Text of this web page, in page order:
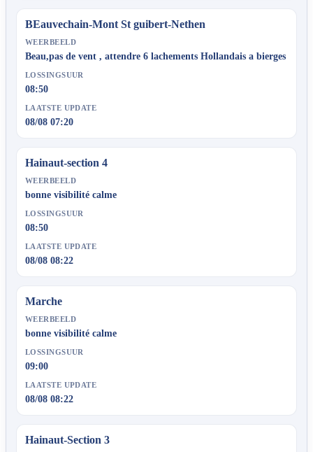
BEauvechain-Mont St guibert-Nethen
WEERBEELD
Beau,pas de vent , attendre 6 lachements Hollandais a bierges
LOSSINGSUUR
08:50
LAATSTE UPDATE
08/08 07:20
Hainaut-section 4
WEERBEELD
bonne visibilité calme
LOSSINGSUUR
08:50
LAATSTE UPDATE
08/08 08:22
Marche
WEERBEELD
bonne visibilité calme
LOSSINGSUUR
09:00
LAATSTE UPDATE
08/08 08:22
Hainaut-Section 3